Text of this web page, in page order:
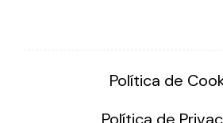
Política de